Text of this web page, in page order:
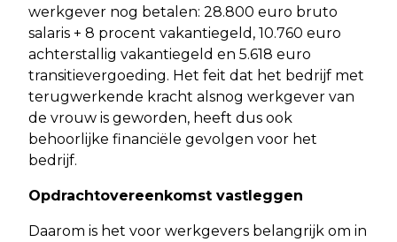
werkgever nog betalen: 28.800 euro bruto
salaris + 8 procent vakantiegeld, 10.760 euro
achterstallig vakantiegeld en 5.618 euro
transitievergoeding. Het feit dat het bedrijf met
terugwerkende kracht alsnog werkgever van
de vrouw is geworden, heeft dus ook
behoorlijke financiële gevolgen voor het
bedrijf.
Opdrachtovereenkomst vastleggen
Daarom is het voor werkgevers belangrijk om in